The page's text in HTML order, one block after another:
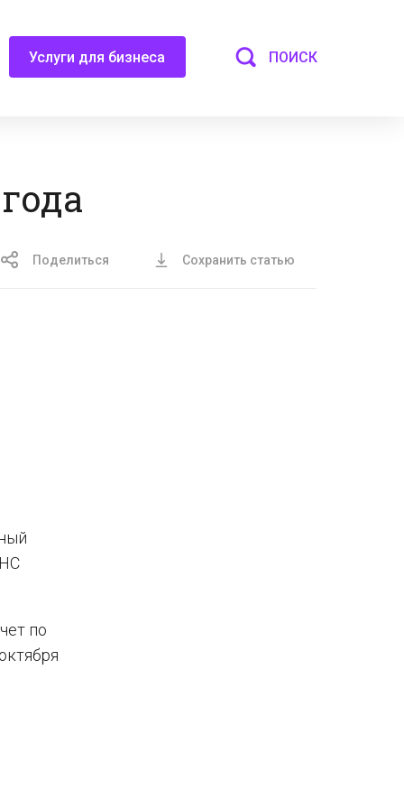
Услуги для бизнеса ПОИСК
Поделиться Сохранить статью
по